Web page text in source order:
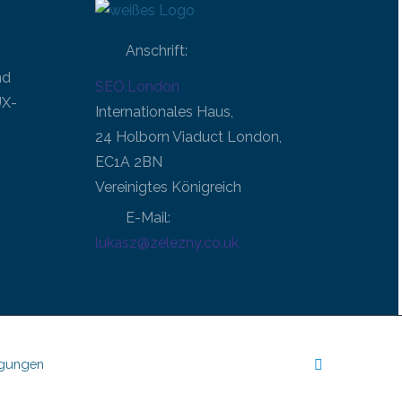
Anschrift:
SEO.London
Internationales Haus,
24 Holborn Viaduct London,
EC1A 2BN
Vereinigtes Königreich
E-Mail:
lukasz@zelezny.co.uk